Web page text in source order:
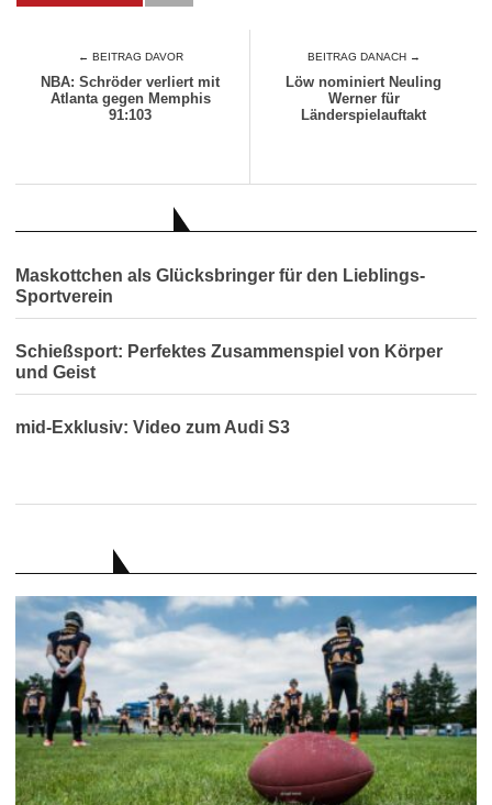
← BEITRAG DAVOR
NBA: Schröder verliert mit
Atlanta gegen Memphis
91:103
BEITRAG DANACH →
Löw nominiert Neuling
Werner für
Länderspielauftakt
Maskottchen als Glücksbringer für den Lieblings-
Sportverein
Schießsport: Perfektes Zusammenspiel von Körper
und Geist
mid-Exklusiv: Video zum Audi S3